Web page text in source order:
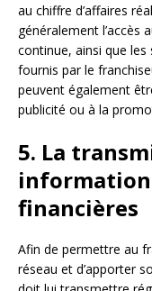
au chiffre d’affaires
généralement l’accès
continue, ainsi que les
fournis par le
peuvent également
publicité ou à la
5. La
financières
Afin de permettre au
réseau et d’apporter